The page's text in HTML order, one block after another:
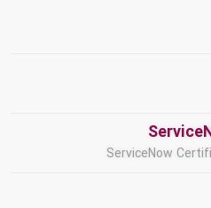
ServiceNow